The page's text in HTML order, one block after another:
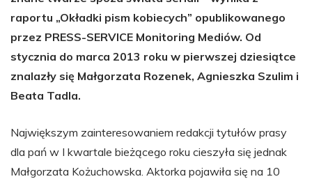
raportu „Okładki pism kobiecych” opublikowanego
przez PRESS-SERVICE Monitoring Mediów. Od
stycznia do marca 2013 roku w pierwszej dziesiątce
znalazły się Małgorzata Rozenek, Agnieszka Szulim i
Beata Tadla.
Największym zainteresowaniem redakcji tytułów prasy
dla pań w I kwartale bieżącego roku cieszyła się jednak
Małgorzata Kożuchowska. Aktorka pojawiła się na 10